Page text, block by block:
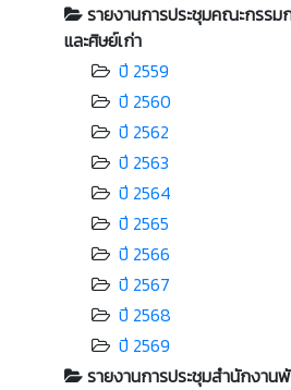
รายงานการประชุมคณะกรร
และศิษย์เก่า
ปี 2559
ปี 2560
ปี 2562
ปี 2563
ปี 2564
ปี 2565
ปี 2566
ปี 2567
ปี 2568
ปี 2569
รายงานการประชุมสำนักงา